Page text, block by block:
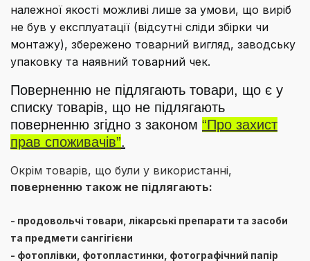
належної якості можливі лише за умови, що виріб
не був у експлуатації (відсутні сліди збірки чи
монтажу), збережено товарний вигляд, заводську
упаковку та наявний товарний чек.
Поверненню не підлягають товари, що є у
списку товарів, що не підлягають
поверненню згідно з законом “Про захист
прав споживачів”.
Окрім товарів, що були у використанні,
поверненню також не підлягають:
- продовольчі товари, лікарські препарати та засоби
та предмети сангігієни
- фотоплівки, фотопластинки, фотографічний папір